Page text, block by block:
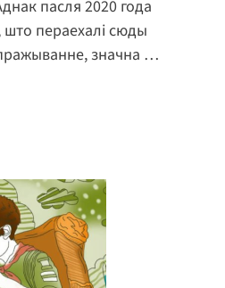
пасля 2020 года
што пераехалі сюды
значна …